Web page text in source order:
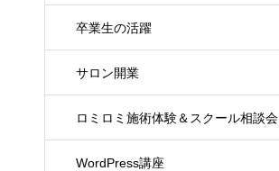
卒業生の活躍
サロン開業
ロミロミ施術体験＆スクール相談会
WordPress講座
ロミロミサロン ロミロミスクール